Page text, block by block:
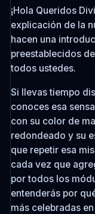
CARGANDO VIDEO…
¡Hola Queridos
explicación de la
hacen una
preestablecidos
todos ustedes.
Si llevas tiempo
conoces esa
con su color de
redondeado y su
que repetir esa
cada vez que
por todos los
entenderás por
más celebradas